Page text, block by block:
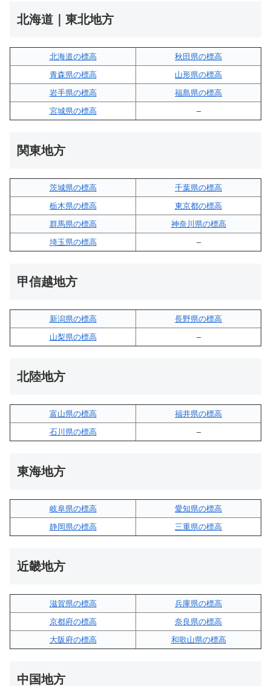
北海道｜東北地方
北海道の標高
秋田県の標高
青森県の標高
山形県の標高
岩手県の標高
福島県の標高
宮城県の標高
–
関東地方
茨城県の標高
千葉県の標高
栃木県の標高
東京都の標高
群馬県の標高
神奈川県の標高
埼玉県の標高
–
甲信越地方
新潟県の標高
長野県の標高
山梨県の標高
–
北陸地方
富山県の標高
福井県の標高
石川県の標高
–
東海地方
岐阜県の標高
愛知県の標高
静岡県の標高
三重県の標高
近畿地方
滋賀県の標高
兵庫県の標高
京都府の標高
奈良県の標高
大阪府の標高
和歌山県の標高
中国地方